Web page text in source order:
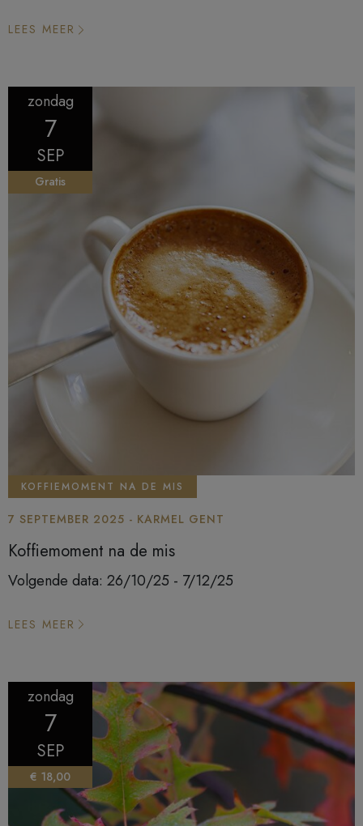
LEES MEER
zondag
7
SEP
Gratis
KOFFIEMOMENT NA DE MIS
7 SEPTEMBER 2025 - KARMEL GENT
Koffiemoment na de mis
Volgende data: 26/10/25 - 7/12/25
LEES MEER
zondag
7
SEP
€ 18,00